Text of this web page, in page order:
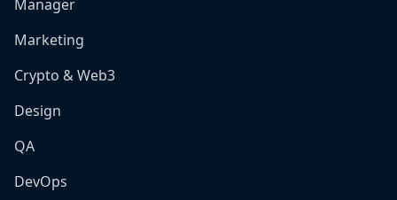
Manager
Marketing
Crypto & Web3
Design
QA
DevOps